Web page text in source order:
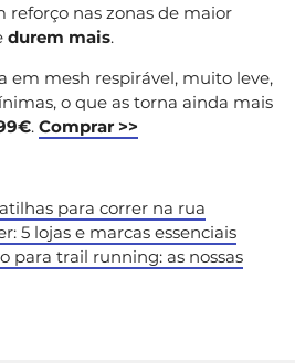
reforço nas zonas de maior
durem mais.
em mesh respirável, muito leve,
o que as torna ainda mais
. Comprar >>
para correr na rua
5 lojas e marcas essenciais
para trail running: as nossas